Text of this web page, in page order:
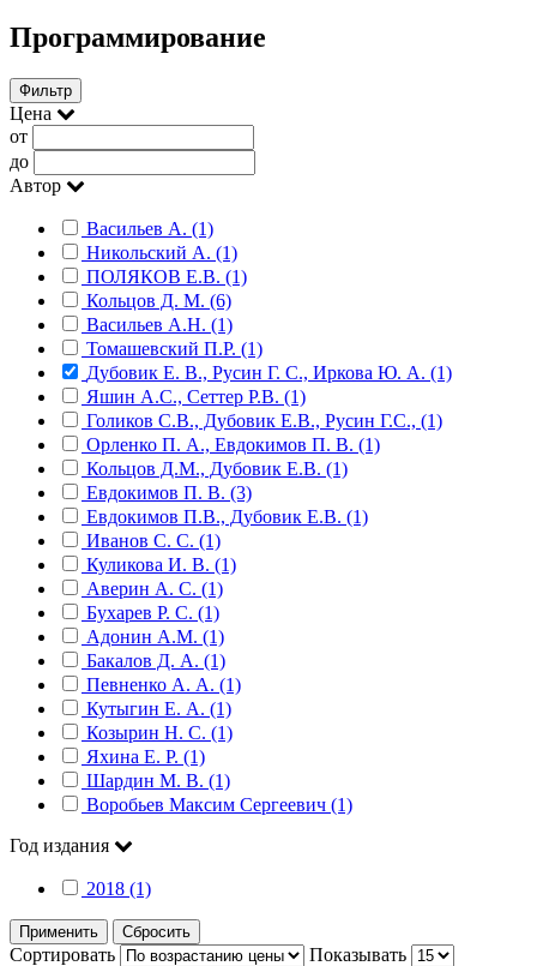
Программирование
Фильтр
Цена
от
до
Автор
Васильев А. (1)
Никольский А. (1)
ПОЛЯКОВ Е.В. (1)
Кольцов Д. М. (6)
Васильев А.Н. (1)
Томашевский П.Р. (1)
Дубовик Е. В., Русин Г. С., Иркова Ю. А. (1)
Яшин А.С., Сеттер Р.В. (1)
Голиков С.В., Дубовик Е.В., Русин Г.С., (1)
Орленко П. А., Евдокимов П. В. (1)
Кольцов Д.М., Дубовик Е.В. (1)
Евдокимов П. В. (3)
Евдокимов П.В., Дубовик Е.В. (1)
Иванов С. С. (1)
Куликова И. В. (1)
Аверин А. С. (1)
Бухарев Р. С. (1)
Адонин А.М. (1)
Бакалов Д. А. (1)
Певненко А. А. (1)
Кутыгин Е. А. (1)
Козырин Н. С. (1)
Яхина Е. Р. (1)
Шардин М. В. (1)
Воробьев Максим Сергеевич (1)
Год издания
2018 (1)
Применить Сбросить
Сортировать Показывать